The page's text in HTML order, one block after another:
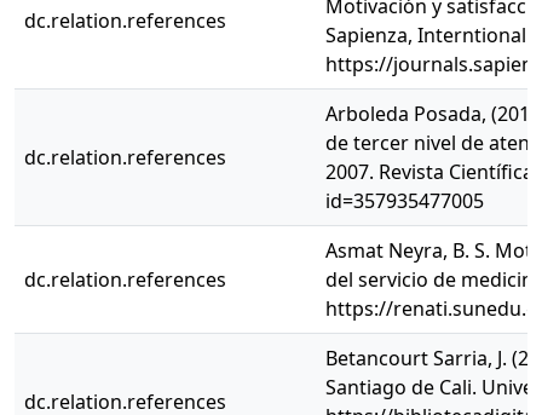
dc.relation.references
Motivación y
Sapienza, Interntional
https://
dc.relation.references
Arboleda Posada,
de tercer nivel de
2007. Revista
id=357935477005
dc.relation.references
Asmat Neyra, B. S.
del servicio de
https://
dc.relation.references
Betancourt Sarria, J.
Santiago de Cali.